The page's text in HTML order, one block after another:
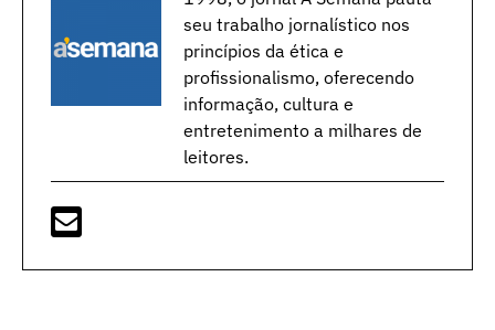
seu trabalho jornalístico nos
princípios da ética e
profissionalismo, oferecendo
informação, cultura e
entretenimento a milhares de
leitores.